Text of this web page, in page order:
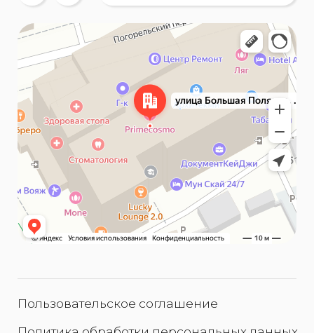
Оставить жалобу
Условия использования cookie
Политика обработки персональных данных
Пользовательское соглашение